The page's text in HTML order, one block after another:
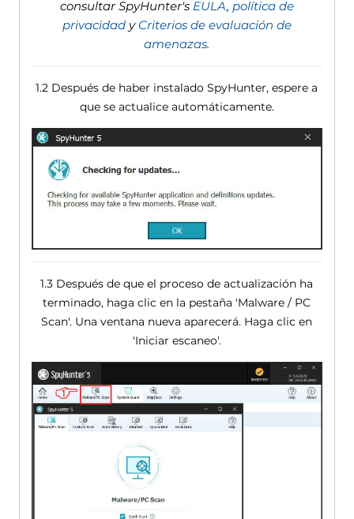
consultar SpyHunter's EULA, política de
privacidady Criterios de evaluación de
amenazas.
1.2 Después de haber instalado SpyHunter, espere a
que se actualice automáticamente.
1.3 Después de que el proceso de actualización ha
terminado, haga clic en la pestaña 'Malware / PC
Scan'. Una ventana nueva aparecerá. Haga clic en
'Iniciar escaneo'.